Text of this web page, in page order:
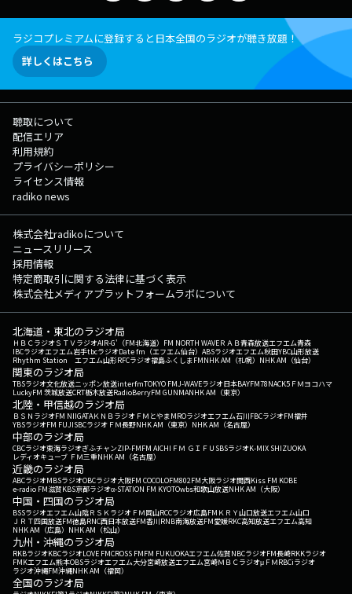
ラジコプレミアムに登録すると日本全国のラジオが聴き放題！
詳しくはこちら
聴取について
配信エリア
利用規約
プライバシーポリシー
ライセンス情報
radiko news
株式会社radikoについて
ニュースリリース
採用情報
特定商取引に関する法律に基づく表示
株式会社メディアプラットフォームラボについて
北海道・東北のラジオ局
ＨＢＣラジオＳＴＶラジオAIR-G'（FM北海道） FM NORTH WAVEＲＡＢ青森放送エフエム青森
IBCラジオエフエム岩手tbcラジオDate fm（エフエム仙台） ABSラジオエフエム秋田YBC山形放送
Rhythm Station エフエム山形RFCラジオ福島ふくしまFMNHK AM（札幌） NHK AM（仙台）
関東のラジオ局
TBSラジオ文化放送ニッポン放送interfmTOKYO FMJ-WAVEラジオ日本BAYFM78NACK5 ＦＭヨコハマ
LuckyFM 茨城放送CRT栃木放送RadioBerryFM GUNMANHK AM（東京）
北陸・甲信越のラジオ局
ＢＳＮラジオFM NIIGATAＫＮＢラジオ ＦＭとやまMROラジオエフエム石川FBCラジオFM福井
YBSラジオFM FUJISBCラジオ ＦＭ長野NHK AM（東京） NHK AM（名古屋）
中部のラジオ局
CBCラジオ東海ラジオぎふチャンZIP-FMFM AICHI ＦＭ ＧＩＦＵ SBSラジオK-MIX SHIZUOKA
レディオキューブ ＦＭ三重NHK AM（名古屋）
近畿のラジオ局
ABCラジオMBSラジオOBCラジオ大阪FM COCOLOFM802FM大阪ラジオ関西Kiss FM KOBE
e-radio FM滋賀KBS京都ラジオα-STATION FM KYOTOwbs和歌山放送NHK AM（大阪）
中国・四国のラジオ局
BSSラジオエフエム山陰ＲＳＫラジオ ＦＭ岡山RCCラジオ広島FM ＫＲＹ山口放送エフエム山口
ＪＲＴ四国放送FM徳島RNC西日本放送FM香川RNB南海放送FM愛媛RKC高知放送エフエム高知
NHK AM（広島） NHK AM（松山）
九州・沖縄のラジオ局
RKBラジオKBCラジオLOVE FMCROSS FMFM FUKUOKAエフエム佐賀NBCラジオFM長崎RKKラジオ
FMKエフエム熊本OBSラジオエフエム大分宮崎放送エフエム宮崎ＭＢＣラジオμＦＭRBCiラジオ
ラジオ沖縄FM沖縄NHK AM（福岡）
全国のラジオ局